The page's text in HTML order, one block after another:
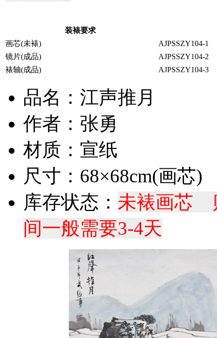
装裱要求
画芯(未裱)
AJPSSZY104-1
镜片(成品)
AJPSSZY104-2
裱轴(成品)
AJPSSZY104-3
品名：江声推月
作者：张勇
材质：宣纸
尺寸：68×68cm(画芯)
库存状态： 未裱画芯
间一般需要3-4天